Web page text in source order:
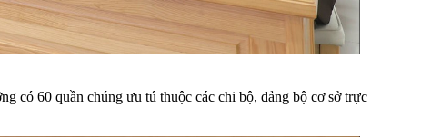
có 60 quần chúng ưu tú thuộc các chi bộ, đảng bộ cơ sở trực